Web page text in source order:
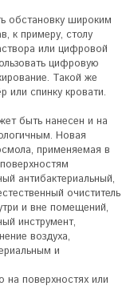
обстановку широким
к примеру, столу
или цифровой
цифровую
Такой же
или спинку кровати.
быть нанесен и на
Новая
применяемая в
антибактериальный,
очиститель
и вне помещений,
инструмент,
воздуха,
и
на поверхностях или